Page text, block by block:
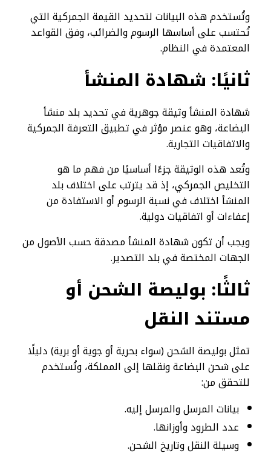
وتُستخدم هذه البيانات لتحديد القيمة الجمركية التي
تُحتسب على أساسها الرسوم والضرائب، وفق القواعد
المعتمدة في النظام.
ثانيًا: شهادة المنشأ
شهادة المنشأ وثيقة جوهرية في تحديد بلد منشأ
البضاعة، وهو عنصر مؤثر في تطبيق التعرفة الجمركية
والاتفاقيات التجارية.
وتُعد هذه الوثيقة جزءًا أساسيًا من فهم ما هو
التخليص الجمركي، إذ قد يترتب على اختلاف بلد
المنشأ اختلاف في نسبة الرسوم أو الاستفادة من
إعفاءات أو اتفاقيات دولية.
ويجب أن تكون شهادة المنشأ مصدقة حسب الأصول من
الجهات المختصة في بلد التصدير.
ثالثًا: بوليصة الشحن أو
مستند النقل
تمثل بوليصة الشحن (سواء بحرية أو جوية أو برية) دليلًا
على شحن البضاعة ونقلها إلى المملكة، وتُستخدم
للتحقق من:
بيانات المرسل والمرسل إليه.
عدد الطرود وأوزانها.
وسيلة النقل وتاريخ الشحن.